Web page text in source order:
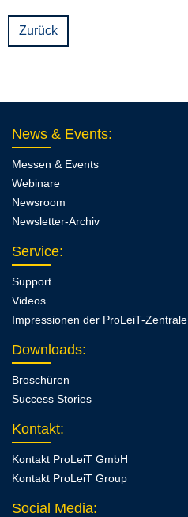
Zurück
News & Events:
Messen & Events
Webinare
Newsroom
Newsletter-Archiv
Service:
Support
Videos
Impressionen der ProLeiT-Zentrale
Downloads:
Broschüren
Success Stories
Kontakt:
Kontakt ProLeiT GmbH
Kontakt ProLeiT Group
Social Media: